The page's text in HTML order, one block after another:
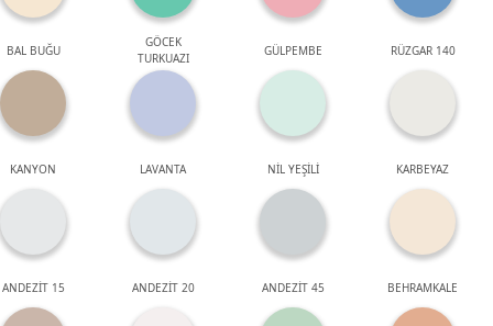
BAL BUĞU
GÖCEK
TURKUAZI
GÜLPEMBE RÜZGAR 140
KANYON LAVANTA NİL YEŞİLİ KARBEYAZ
ANDEZİT 15 ANDEZİT 20 ANDEZİT 45 BEHRAMKALE